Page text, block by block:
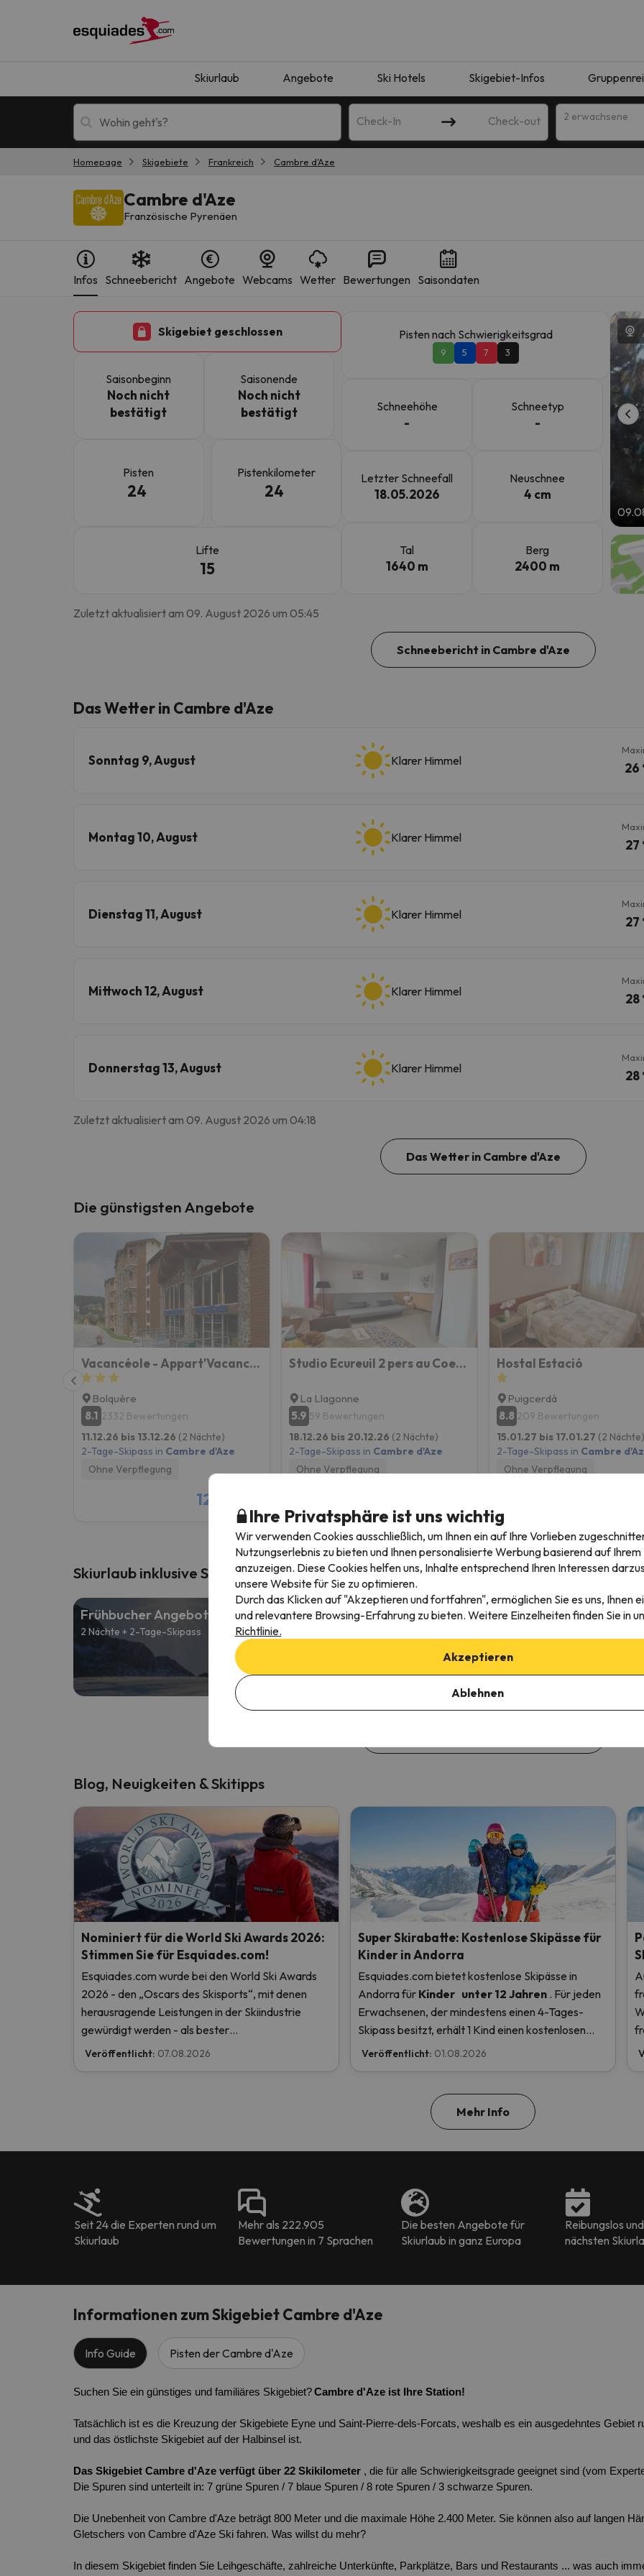
Skiurlaub Angebote Ski Hotels Skigebiet-Infos
Check-In Check-out 2 erwachsene
Es sieht so aus, als hätte sich unser Sucher verirrt. Sobald er seinen Kompass gefunden hat, wird er zurück sein.
Homepage Skigebiete Frankreich Cambre d'Aze
Cambre d'Aze
Französische Pyrenäen
Infos Schneebericht Angebote Webcams Wetter Bewertungen Saisondaten
Skigebiet geschlossen
Saisonbeginn
Noch nicht
bestätigt
Saisonende
Noch nicht
bestätigt
Pisten
24
Pistenkilometer
24
Lifte
15
Pisten nach Schwierigkeitsgrad
9 5 7 3
Schneehöhe
-
Schneetyp
-
Letzter Schneefall
18.05.2026
Neuschnee
4 cm
Tal
1640 m
Berg
2400 m
Zuletzt aktualisiert am 09. August 2026 um 05:45
Schneebericht in Cambre d'Aze
Das Wetter in Cambre d'Aze
Sonntag 9, August Klarer Himmel
26
Montag 10, August Klarer Himmel
27
Dienstag 11, August Klarer Himmel
27
Mittwoch 12, August Klarer Himmel
28
Donnerstag 13, August Klarer Himmel
28
Zuletzt aktualisiert am 09. August 2026 um 04:18
Das Wetter in Cambre d'Aze
Die günstigsten Angebote
Vacancéole - Appart'Vacances Pyrénées 2000
Bolquère
8.1 2332 Bewertungen
11.12.26 bis 13.12.26 (2 Nächte)
2-Tage-Skipass in Cambre d'Aze
Ohne Verpflegung
126 €
Studio Ecureuil 2 pers au Coeur de la Montagne
La Llagonne
5.9 59 Bewertungen
18.12.26 bis 20.12.26 (2 Nächte)
2-Tage-Skipass in Cambre d'Aze
Ohne Verpflegung
Hostal Estació
Puigcerdà
8.8 209 Bewertungen
15.01.27 bis 17.01.27 (2 Nächte)
2-Tage-Skipass in Cambre
Ohne Verpflegung
Skiurlaub inklusive Skipass
Frühbucher Angebote 26/27
2 Nächte + 2-Tage-Skipass
131 €
Skiwochen
390 €
Blog, Neuigkeiten & Skitipps
Nominiert für die World Ski Awards 2026:
Stimmen Sie für Esquiades.com!
Esquiades.com wurde bei den World Ski Awards
2026 - den „Oscars des Skisports“, mit denen
herausragende Leistungen in der Skiindustrie
gewürdigt werden - als bester
Skiurlaubveranstalter der Welt nominiert. Stimmen
Veröffentlicht: 07.08.2026
Super Skirabatte: Kostenlose Skipässe für
Kinder in Andorra
Esquiades.com bietet kostenlose Skipässe in
Andorrafür Kinder unter 12 Jahren . Für jeden
Erwachsenen, der mindestens einen 4-Tages-
Skipass besitzt, erhält 1 Kind einen kostenlosen
Skipass! Lesen Sie hier mehr.
Veröffentlicht: 01.08.2026
Mehr Info
Seit 24 die Experten rund um
Skiurlaub
Mehr als 222.905
Bewertungen in 7 Sprachen
Die besten Angebote für
Skiurlaub in ganz Europa
Reibungslos
nächsten
Informationen zum Skigebiet Cambre d'Aze
Info Guide Pisten der Cambre d'Aze
Suchen Sie ein günstiges und familiäres Skigebiet?Cambre d'Aze ist Ihre Station!
Tatsächlich ist es die Kreuzung der Skigebiete Eyne und Saint-Pierre-dels-Forcats, weshalb es ein ausgedehntes
und das östlichste Skigebiet auf der Halbinsel ist.
Das Skigebiet Cambre d'Aze verfügt über 22 Skikilometer , die für alle Schwierigkeitsgrade geeignet sind (vom
Die Spuren sind unterteilt in: 7 grüne Spuren / 7 blaue Spuren / 8 rote Spuren / 3 schwarze Spuren.
Die Unebenheit von Cambre d'Aze beträgt 800 Meter und die maximale Höhe 2.400 Meter. Sie können also auf langen
Gletschers von Cambre d'Aze Ski fahren. Was willst du mehr?
In diesem Skigebiet finden Sie Leihgeschäfte, zahlreiche Unterkünfte, Parkplätze, Bars und Restaurants ... was auch
Ihre Privatsphäre ist uns wichtig
Wir verwenden Cookies ausschließlich, um Ihnen ein auf Ihre Vorlieben
Nutzungserlebnis zu bieten und Ihnen personalisierte Werbung basierend auf Ihrem
anzuzeigen. Diese Cookies helfen uns, Inhalte entsprechend Ihren Interessen
unsere Website für Sie zu optimieren.
Durch das Klicken auf "Akzeptieren und fortfahren", ermöglichen Sie es uns, Ihnen
und relevantere Browsing-Erfahrung zu bieten. Weitere Einzelheiten finden Sie in
Richtlinie.
Akzeptieren
Ablehnen